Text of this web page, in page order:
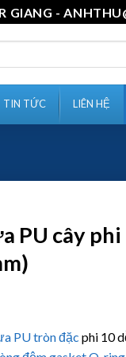
GIANG -
TIN TỨC LIÊN HỆ
PU cây
PU tròn đặc phi 10